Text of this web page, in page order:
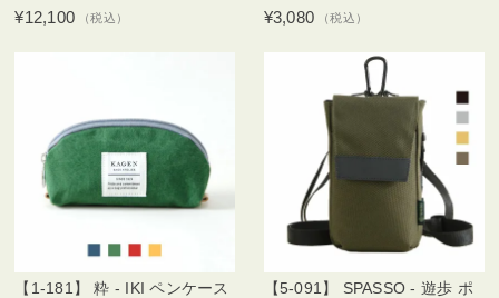
¥12,100 （税込） ¥3,080 （税込）
【1-181】 粋 - IKI ペンケース
【5-091】 SPASSO - 遊歩 ポ